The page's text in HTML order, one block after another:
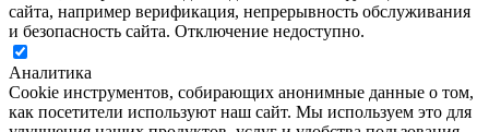
сайта, например верификация, непрерывность обслуживания
и безопасность сайта. Отключение недоступно.
Аналитика
Cookie инструментов, собирающих анонимные данные о том,
как посетители используют наш сайт. Мы используем это для